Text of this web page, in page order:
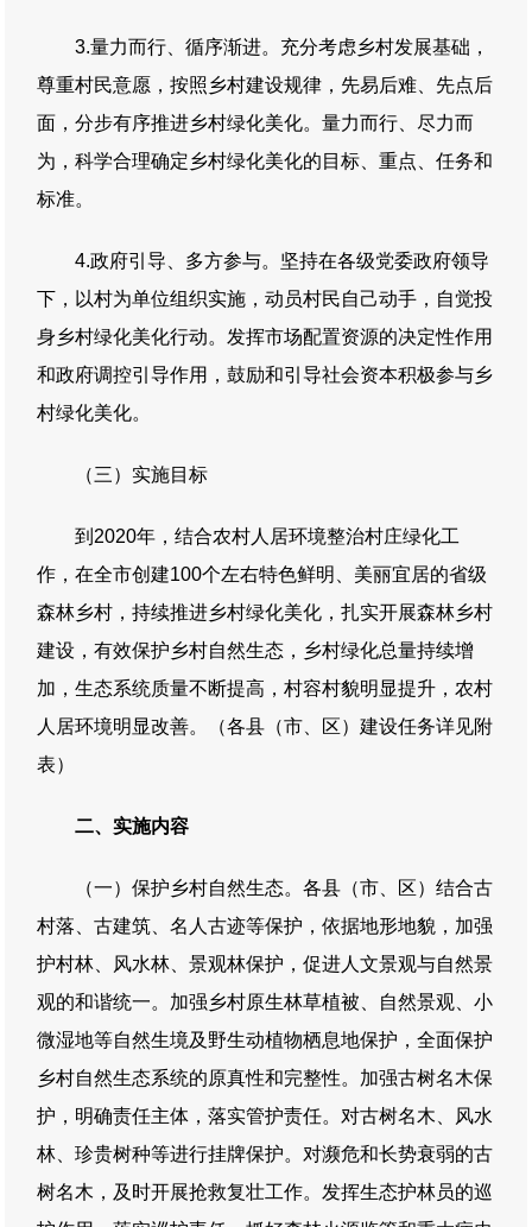
3.量力而行、循序渐进。充分考虑乡村发展基础，
尊重村民意愿，按照乡村建设规律，先易后难、先点后
面，分步有序推进乡村绿化美化。量力而行、尽力而
为，科学合理确定乡村绿化美化的目标、重点、任务和
标准。
4.政府引导、多方参与。坚持在各级党委政府领导
下，以村为单位组织实施，动员村民自己动手，自觉投
身乡村绿化美化行动。发挥市场配置资源的决定性作用
和政府调控引导作用，鼓励和引导社会资本积极参与乡
村绿化美化。
（三）实施目标
到2020年，结合农村人居环境整治村庄绿化工
作，在全市创建100个左右特色鲜明、美丽宜居的省级
森林乡村，持续推进乡村绿化美化，扎实开展森林乡村
建设，有效保护乡村自然生态，乡村绿化总量持续增
加，生态系统质量不断提高，村容村貌明显提升，农村
人居环境明显改善。（各县（市、区）建设任务详见附
表）
二、实施内容
（一）保护乡村自然生态。各县（市、区）结合古
村落、古建筑、名人古迹等保护，依据地形地貌，加强
护村林、风水林、景观林保护，促进人文景观与自然景
观的和谐统一。加强乡村原生林草植被、自然景观、小
微湿地等自然生境及野生动植物栖息地保护，全面保护
乡村自然生态系统的原真性和完整性。加强古树名木保
护，明确责任主体，落实管护责任。对古树名木、风水
林、珍贵树种等进行挂牌保护。对濒危和长势衰弱的古
树名木，及时开展抢救复壮工作。发挥生态护林员的巡